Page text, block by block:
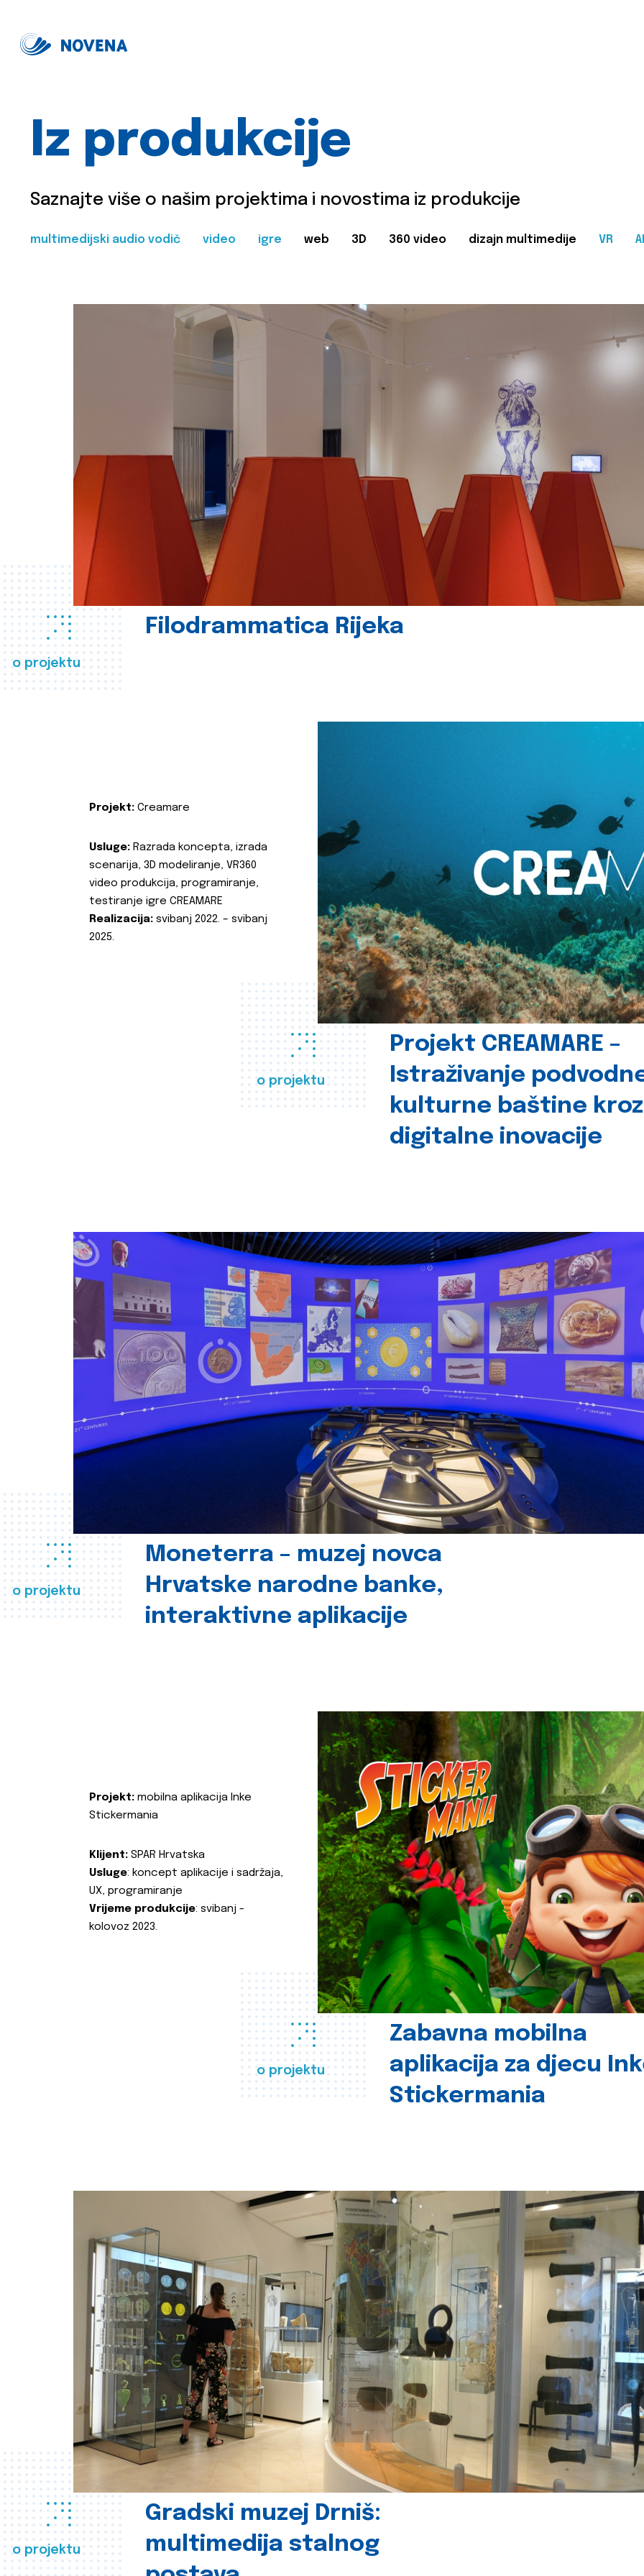
Iz produkcije
Saznajte više o našim projektima i novostima iz produkcije
multimedijski audio vodič video igre web 3D 360 video dizajn multimedije VR
o projektu
Filodrammatica Rijeka
o projektu
Projekt CREAMARE –
Istraživanje
kulturne baštine kroz
digitalne inovacije
Projekt: Creamare
Usluge: Razrada koncepta, izrada
scenarija, 3D modeliranje, VR360
video produkcija, programiranje,
testiranje igre CREAMARE
Realizacija: svibanj 2022. – svibanj
2025.
o projektu
Moneterra – muzej novca
Hrvatske narodne banke,
interaktivne aplikacije
o projektu
Zabavna mobilna
aplikacija za djecu
Stickermania
Projekt: mobilna aplikacija Inke
Stickermania
Klijent: SPAR Hrvatska
Usluge: koncept aplikacije i sadržaja,
UX, programiranje
Vrijeme produkcije: svibanj -
kolovoz 2023.
o projektu
Gradski muzej Drniš:
multimedija stalnog